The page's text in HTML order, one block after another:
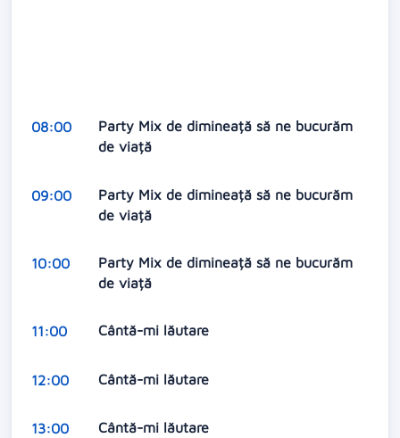
08:00
Party Mix de dimineață să ne bucurăm
de viață
09:00
Party Mix de dimineață să ne bucurăm
de viață
10:00
Party Mix de dimineață să ne bucurăm
de viață
11:00 Cântă-mi lăutare
12:00 Cântă-mi lăutare
13:00 Cântă-mi lăutare